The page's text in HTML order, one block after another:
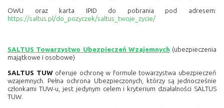
OWU oraz karta IPID do pobrania pod adresem:
https://saltus.pl/do_pozyczek/saltus_twoje_zycie/
SALTUS Towarzystwo Ubezpieczeń Wzajemnych (ubezpieczenia
majątkowe i osobowe)
SALTUS TUW oferuje ochronę w formule towarzystwa ubezpieczeń
wzajemnych. Pełna ochrona Ubezpieczonych, którzy są jednocześnie
członkami TUW-u, jest jedynym celem i kryterium działalności SALTUS
TUW.